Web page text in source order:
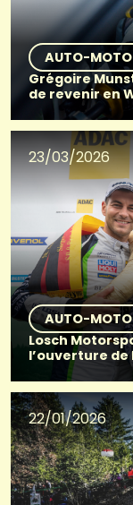
AUTO-MOTO
Grégoire
de revenir en
23/03/2026
AUTO-MOTO
Losch
l’ouverture de
22/01/2026